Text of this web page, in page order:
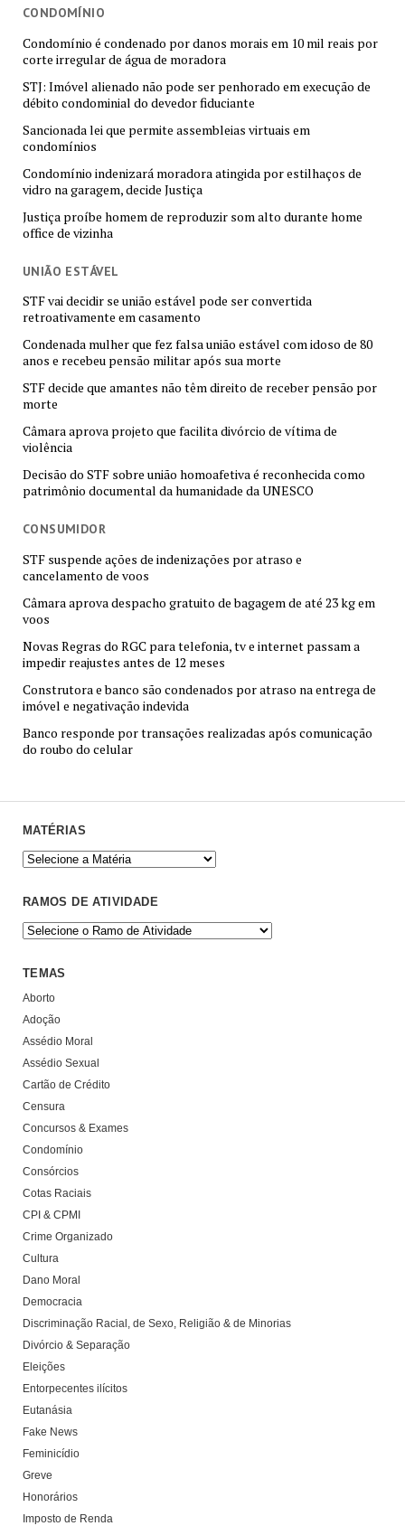
CONDOMÍNIO
Condomínio é condenado por danos morais em 10 mil reais por
corte irregular de água de moradora
STJ: Imóvel alienado não pode ser penhorado em execução de
débito condominial do devedor fiduciante
Sancionada lei que permite assembleias virtuais em
condomínios
Condomínio indenizará moradora atingida por estilhaços de
vidro na garagem, decide Justiça
Justiça proíbe homem de reproduzir som alto durante home
office de vizinha
UNIÃO ESTÁVEL
STF vai decidir se união estável pode ser convertida
retroativamente em casamento
Condenada mulher que fez falsa união estável com idoso de 80
anos e recebeu pensão militar após sua morte
STF decide que amantes não têm direito de receber pensão por
morte
Câmara aprova projeto que facilita divórcio de vítima de
violência
Decisão do STF sobre união homoafetiva é reconhecida como
patrimônio documental da humanidade da UNESCO
CONSUMIDOR
STF suspende ações de indenizações por atraso e
cancelamento de voos
Câmara aprova despacho gratuito de bagagem de até 23 kg em
voos
Novas Regras do RGC para telefonia, tv e internet passam a
impedir reajustes antes de 12 meses
Construtora e banco são condenados por atraso na entrega de
imóvel e negativação indevida
Banco responde por transações realizadas após comunicação
do roubo do celular
MATÉRIAS
RAMOS DE ATIVIDADE
TEMAS
Aborto
Adoção
Assédio Moral
Assédio Sexual
Cartão de Crédito
Censura
Concursos & Exames
Condomínio
Consórcios
Cotas Raciais
CPI & CPMI
Crime Organizado
Cultura
Dano Moral
Democracia
Discriminação Racial, de Sexo, Religião & de Minorias
Divórcio & Separação
Eleições
Entorpecentes ilícitos
Eutanásia
Fake News
Feminicídio
Greve
Honorários
Imposto de Renda